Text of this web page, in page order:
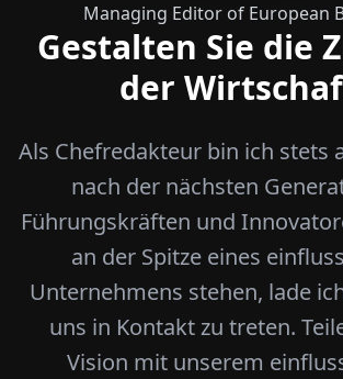
Managing Editor of European
Gestalten Sie die
der
Als Chefredakteur bin ich stets
nach der nächsten
Führungskräften und
an der Spitze eines
Unternehmens stehen, lade
uns in Kontakt zu treten.
Vision mit unserem